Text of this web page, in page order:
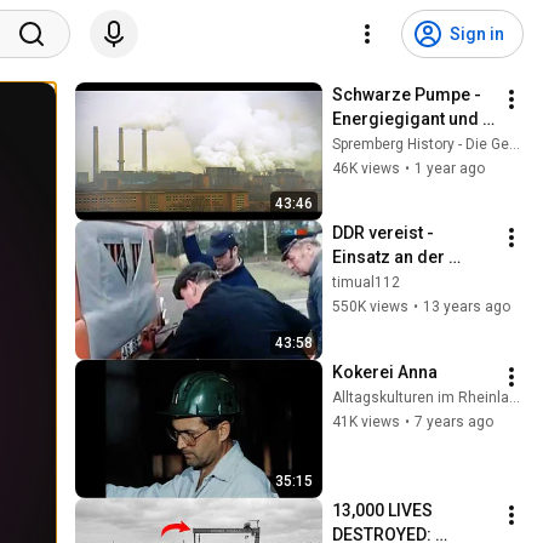
Sign in
43:46
Schwarze Pumpe -
Energiegigant und
Umweltsünder in
der Lausitz (2022)
Spremberg History - Die Geschichte unserer Stadt
46K views • 1 year ago
43:58
DDR vereist -
Einsatz an der
Winterfront
timual112
550K views • 13 years ago
35:15
Kokerei Anna
41K views • 7 years ago
13,000 LIVES
DESTROYED: